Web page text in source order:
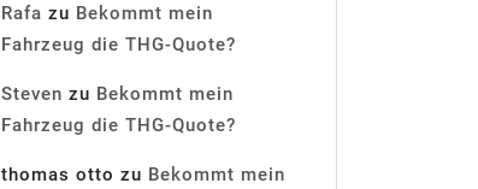
Rafa zu Bekommt mein
Fahrzeug die THG-Quote?
Steven zu Bekommt mein
Fahrzeug die THG-Quote?
thomas otto zu Bekommt mein